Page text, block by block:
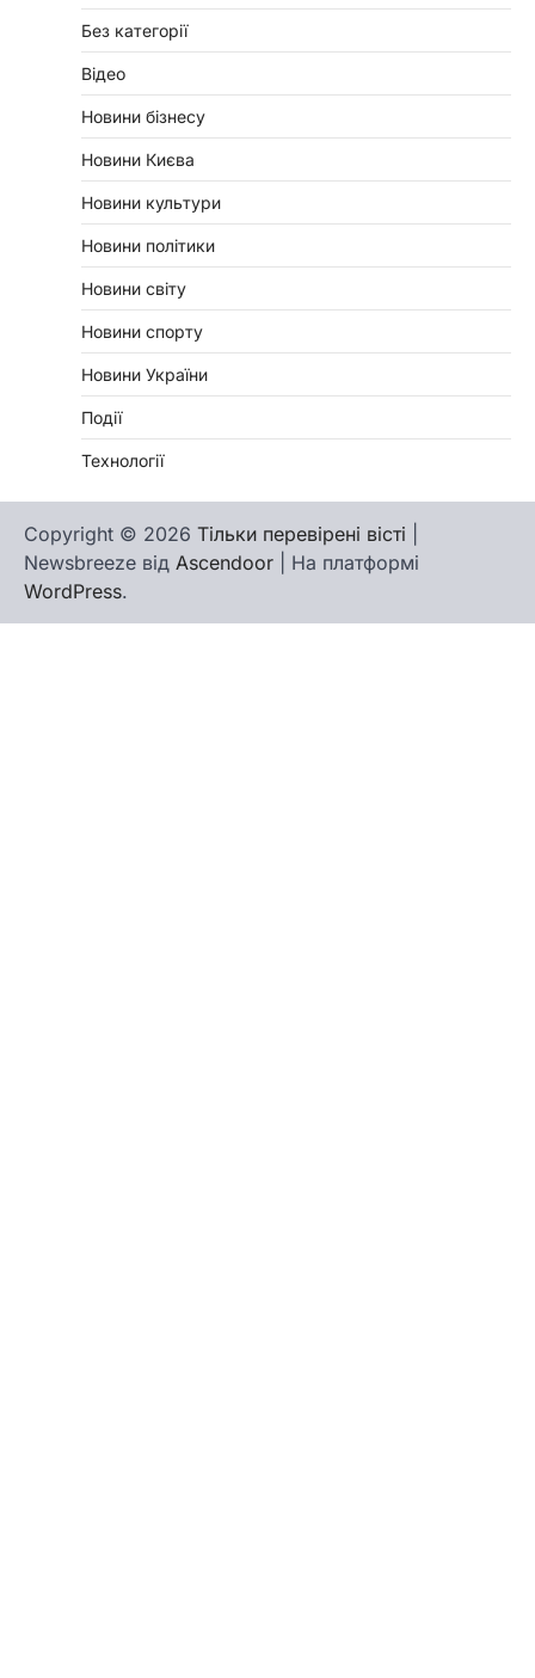
Без категорії
Відео
Новини бізнесу
Новини Києва
Новини культури
Новини політики
Новини світу
Новини спорту
Новини України
Події
Технології
Copyright © 2026 Тільки перевірені вісті
Newsbreeze від Ascendoor | На платформі
WordPress.